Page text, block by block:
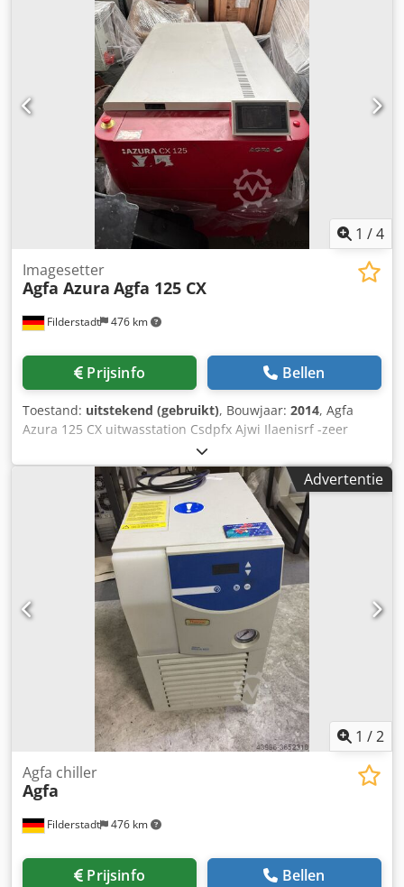
onder voorbehoud van tussentijdse verkoop.
1 /4
Filderstadt 476 km
Imagesetter
Agfa Azura Agfa 125 CX
Prijsinfo Bellen
Toestand: uitstekend (gebruikt), Bouwjaar: 2014, Agfa
Azura 125 CX uitwasstation Csdpfx Ajwi Ilaenisrf -zeer
Advertentie
1 /2
Filderstadt 476 km
Agfa chiller
Agfa
Prijsinfo Bellen